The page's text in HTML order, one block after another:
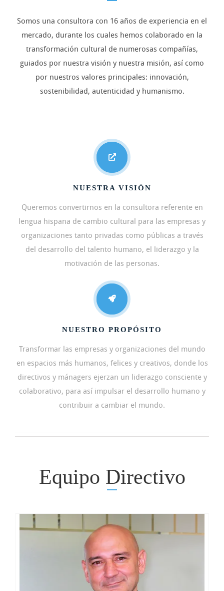
Somos una consultora con 16 años de experiencia en el
mercado, durante los cuales hemos colaborado en la
transformación cultural de numerosas compañías,
guiados por nuestra visión y nuestra misión, así como
por nuestros valores principales: innovación,
sostenibilidad, autenticidad y humanismo.
NUESTRA VISIÓN
Queremos convertirnos en la consultora referente en
lengua hispana de cambio cultural para las empresas y
organizaciones tanto privadas como públicas a través
del desarrollo del talento humano, el liderazgo y la
motivación de las personas.
NUESTRO PROPÓSITO
Transformar las empresas y organizaciones del mundo
en espacios más humanos, felices y creativos, donde los
directivos y mánagers ejerzan un liderazgo consciente y
colaborativo, para así impulsar el desarrollo humano y
contribuir a cambiar el mundo.
Equipo Directivo